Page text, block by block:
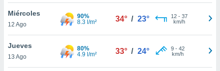
cookies
aceptar
Miércoles
12 Ago
90%
8.3 l/m²
34° / 23° 12- 37
km/h
Jueves
13 Ago
80%
4.9 l/m²
33° / 24° 9- 42
km/h